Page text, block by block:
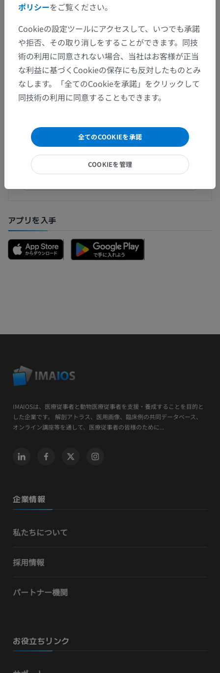
台形体外側核
台形体内側核
翻訳
間違いを発見しましたか？
修正や翻訳、内容の改善の提案がありましたらどう
ぞお知らせください。
アプリを入手
IMAIOSは、医療従事者と動物医療従事者を支援・養成することを目的と
した企業です。 解剖アトラス、医用画像、臨床例の共同データベース、
オンライン講座等を通して、医療従事者の皆様のために...
企業情報
私たちについて
採用情報
パートナー機関
お役立ちリンク
ポリシーをご覧ください。
Cookieの設定ツールにアクセスして、いつでも承諾
や拒否、その取り消しをすることができます。同技
術の利用に同意されない場合、当社はお客様が正当
な利益に基づくCookieの保存にも反対したものとみ
なします。「全てのCookieを承諾」をクリックして
同技術の利用に同意することもできます。
全てのCOOKIEを承諾
COOKIEを管理